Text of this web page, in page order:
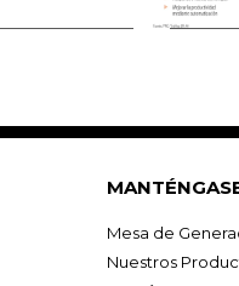
Mesa de
Nuestros